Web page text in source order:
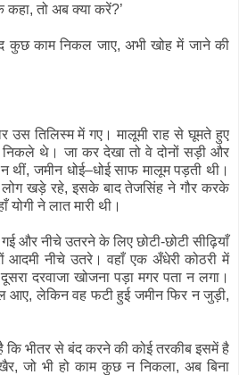
तो अब क्या करें?’
कुछ काम निकल जाए, अभी खोह में जाने की
उस तिलिस्म में गए। मालूमी राह से घूमते हुए
निकले थे। जा कर देखा तो वे दोनों सड़ी और
थीं, जमीन धोई–धोई साफ मालूम पड़ती थी।
खड़े रहे, इसके बाद तेजसिंह ने गौर करके
योगी ने लात मारी थी।
और नीचे उतरने के लिए छोटी-छोटी सीढ़ियाँ
आदमी नीचे उतरे। वहाँ एक अँधेरी कोठरी में
दरवाजा खोजना पड़ा मगर पता न लगा।
आए, लेकिन वह फटी हुई जमीन फिर न जुड़ी,
कि भीतर से बंद करने की कोई तरकीब इसमें है
जो भी हो काम कुछ न निकला, अब बिना